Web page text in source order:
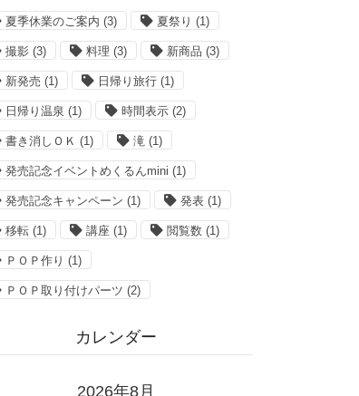
夏季休業のご案内 (3) 夏祭り (1)
撮影 (3) 料理 (3) 新商品 (3)
新発売 (1) 日帰り旅行 (1)
日帰り温泉 (1) 時間表示 (2)
書き消しＯＫ (1) 滝 (1)
発売記念イベントめくるんmini (1)
発売記念キャンペーン (1) 発表 (1)
移転 (1) 講座 (1) 閲覧数 (1)
ＰＯＰ作り (1)
ＰＯＰ取り付けパーツ (2)
カレンダー
2026年8月